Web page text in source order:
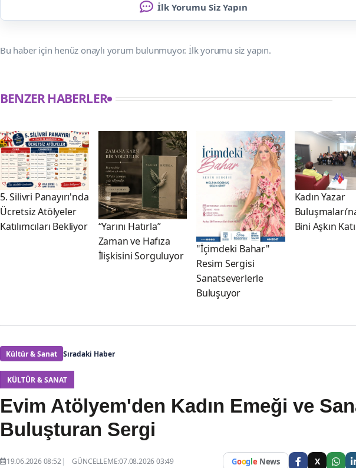
İlk Yorumu Siz Yapın
Bu haber için henüz onaylı yorum bulunmuyor. İlk yorumu siz yapın.
BENZER HABERLER
5. Silivri Panayırı'nda
Ücretsiz Atölyeler
Katılımcıları Bekliyor
“Yarını Hatırla”
Zaman ve Hafıza
İlişkisini Sorguluyor
"İçimdeki Bahar"
Resim Sergisi
Sanatseverlerle
Buluşuyor
Kadın Yazar
Bini Aşkın
Kültür & Sanat Sıradaki Haber
KÜLTÜR & SANAT
Evim Atölyem'den Kadın Emeği ve
Buluşturan Sergi
19.06.2026 08:52 GÜNCELLEME:07.08.2026 03:49 Google News X